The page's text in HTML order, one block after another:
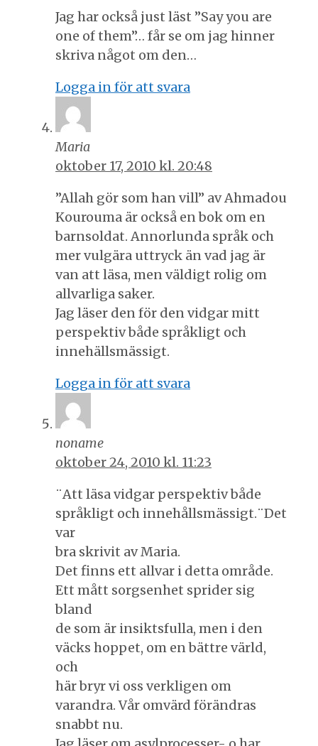
Jag har också just läst ”Say you are
one of them”… får se om jag hinner
skriva något om den…
Logga in för att svara
Maria
oktober 17, 2010 kl. 20:48
”Allah gör som han vill” av Ahmadou
Kourouma är också en bok om en
barnsoldat. Annorlunda språk och
mer vulgära uttryck än vad jag är
van att läsa, men väldigt rolig om
allvarliga saker.
Jag läser den för den vidgar mitt
perspektiv både språkligt och
innehällsmässigt.
Logga in för att svara
noname
oktober 24, 2010 kl. 11:23
¨Att läsa vidgar perspektiv både
språkligt och innehållsmässigt.¨Det
var
bra skrivit av Maria.
Det finns ett allvar i detta område.
Ett mått sorgsenhet sprider sig
bland
de som är insiktsfulla, men i den
väcks hoppet, om en bättre värld,
och
här bryr vi oss verkligen om
varandra. Vår omvärd förändras
snabbt nu.